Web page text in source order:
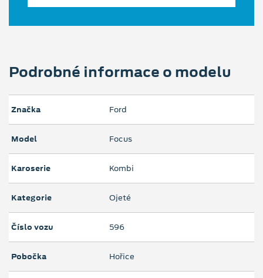
Podrobné informace o modelu
Značka Ford
Model Focus
Karoserie Kombi
Kategorie Ojeté
Číslo vozu 596
Pobočka Hořice